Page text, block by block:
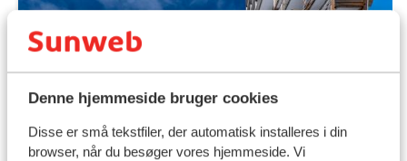
Denne hjemmeside bruger cookies
Disse er små tekstfiler, der automatisk installeres i din
browser, når du besøger vores hjemmeside. Vi